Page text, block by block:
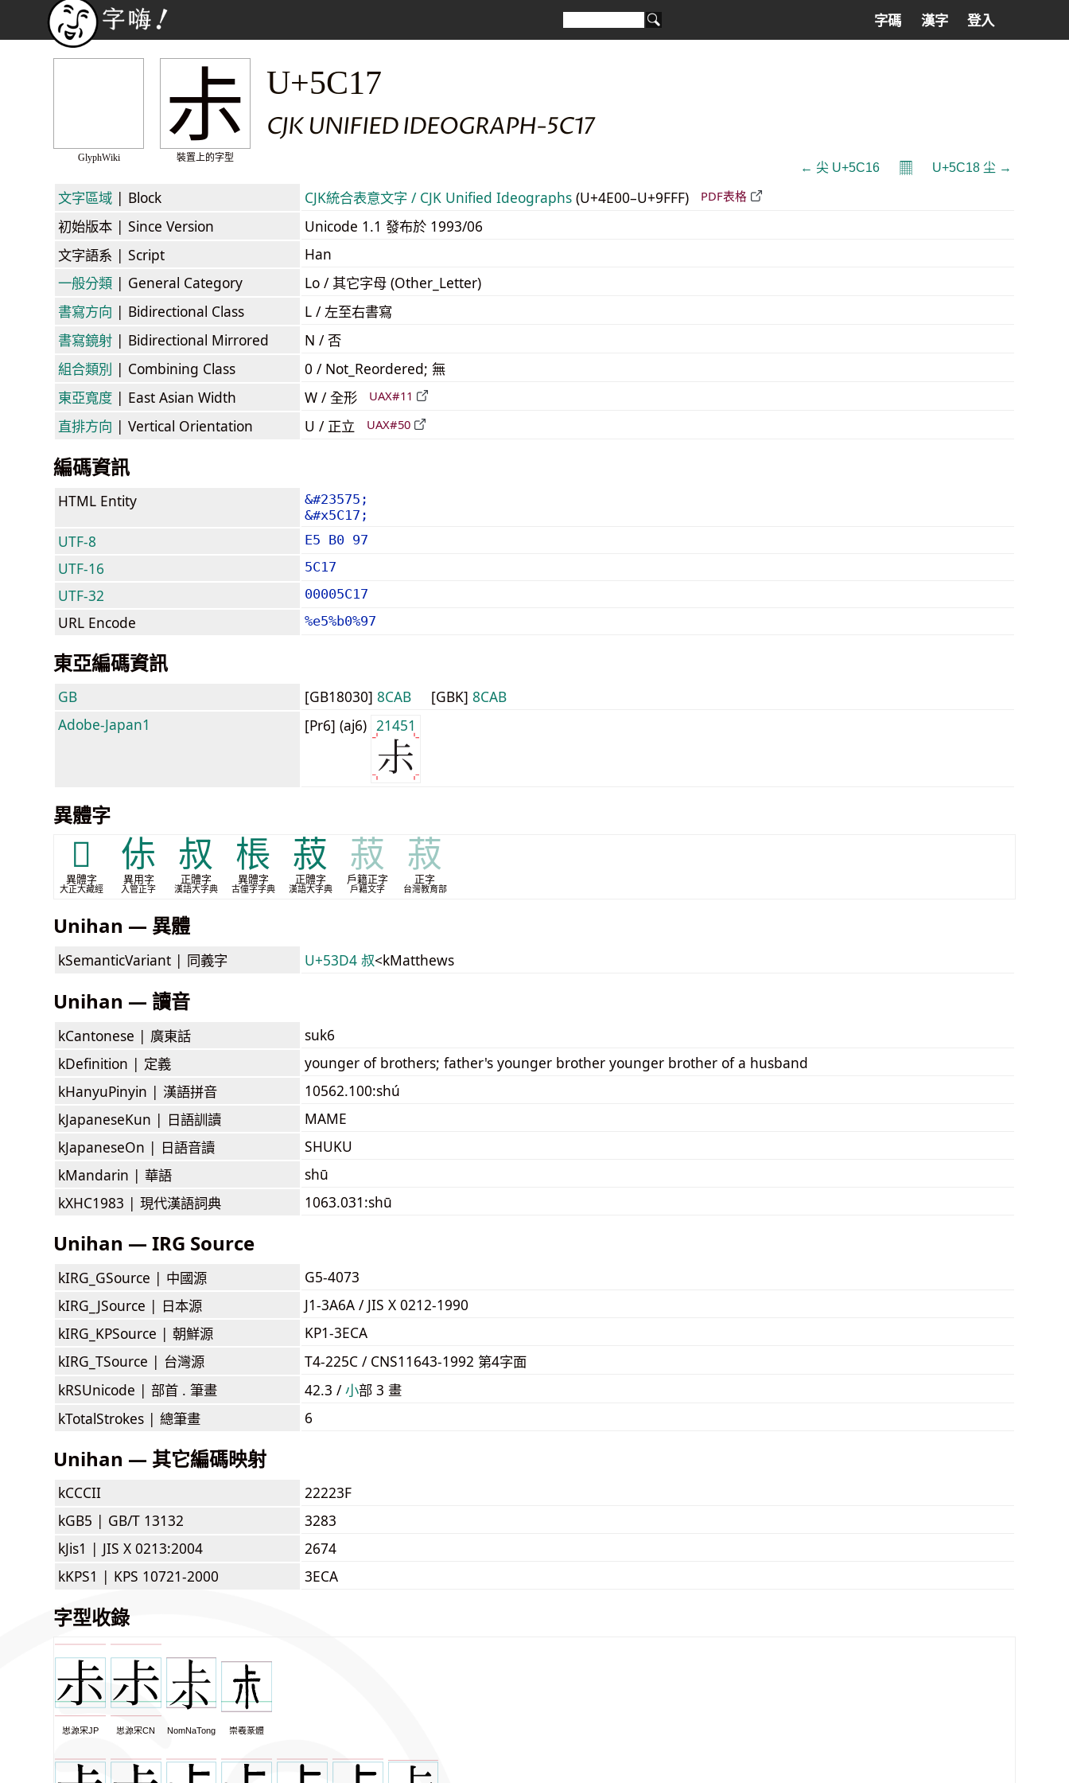
字碼 漢字 登入
GlyphWiki
尗
裝置上的字型
U+5C17
CJK UNIFIED IDEOGRAPH-5C17
← 尖 U+5C16 𝄜 U+5C18 尘 →
文字區域 | Block CJK統合表意文字 / CJK Unified Ideographs (U+4E00–U+9FFF) PDF表格
初始版本 | Since Version
Unicode 1.1 發布於 1993/06
文字語系 | Script
Han
一般分類 | General Category
Lo / 其它字母 (Other_Letter)
書寫方向 | Bidirectional Class
L / 左至右書寫
書寫鏡射 | Bidirectional Mirrored
N / 否
組合類別 | Combining Class
0 / Not_Reordered; 無
東亞寬度 | East Asian Width W / 全形 UAX#11
直排方向 | Vertical Orientation U / 正立 UAX#50
編碼資訊
HTML Entity
&#23575;
&#x5C17;
UTF-8 E5 B0 97
UTF-16 5C17
UTF-32 00005C17
URL Encode %e5%b0%97
東亞編碼資訊
GB [GB18030] 8CAB [GBK] 8CAB
Adobe-Japan1
[Pr6] (aj6) 21451
異體字
𰍪
異體字
大正大藏經
㑐
異用字
入管正字
叔
正體字
漢語大字典
棖
異體字
古僮字字典
菽
正體字
漢語大字典
菽
戶籍正字
戶籍文字
菽
正字
台灣教育部
Unihan — 異體
kSemanticVariant | 同義字 U+53D4 叔<kMatthews
Unihan — 讀音
kCantonese | 廣東話
suk6
kDefinition | 定義
younger of brothers; father's younger brother younger brother of a husband
kHanyuPinyin | 漢語拼音
10562.100:shú
kJapaneseKun | 日語訓讀
MAME
kJapaneseOn | 日語音讀
SHUKU
kMandarin | 華語
shū
kXHC1983 | 現代漢語詞典 1063.031:shū
Unihan — IRG Source
kIRG_GSource | 中國源
G5-4073
kIRG_JSource | 日本源
J1-3A6A / JIS X 0212-1990
kIRG_KPSource | 朝鮮源
KP1-3ECA
kIRG_TSource | 台灣源
T4-225C / CNS11643-1992 第4字面
kRSUnicode | 部首 . 筆畫 42.3 /⼩部 3 畫
kTotalStrokes | 總筆畫 6
Unihan — 其它編碼映射
kCCCII
22223F
kGB5 | GB/T 13132
3283
kJis1 | JIS X 0213:2004
2674
kKPS1 | KPS 10721-2000 3ECA
字型收錄
思源宋JP 思源宋CN NomNaTong 崇羲篆體